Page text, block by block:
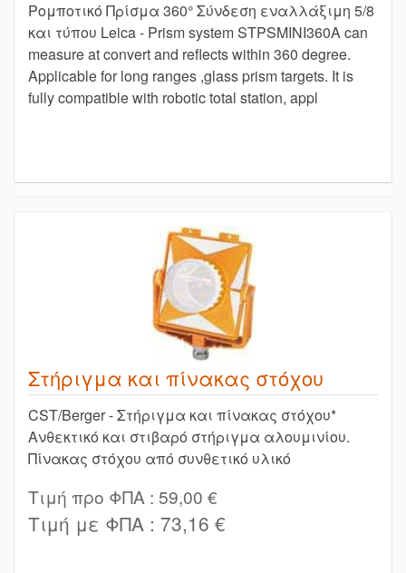
Ρομποτικό Πρίσμα 360° Σύνδεση εναλλάξιμη 5/8
και τύπου Leica - Prism system STPSMINI360A can
measure at convert and reflects within 360 degree.
Applicable for long ranges ,glass prism targets. It is
fully compatible with robotic total station, appl
Στήριγμα και πίνακας στόχου
CST/Berger - Στήριγμα και πίνακας στόχου*
Ανθεκτικό και στιβαρό στήριγμα αλουμινίου.
Πίνακας στόχου από συνθετικό υλικό
Τιμή προ ΦΠΑ : 59,00 €
Τιμή με ΦΠΑ : 73,16 €